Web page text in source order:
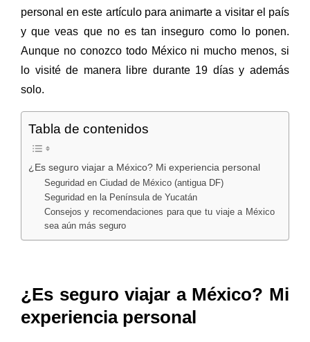
personal en este artículo para animarte a visitar el país
y que veas que no es tan inseguro como lo ponen.
Aunque no conozco todo México ni mucho menos, si
lo visité de manera libre durante 19 días y además
solo.
Tabla de contenidos
¿Es seguro viajar a México? Mi experiencia personal
Seguridad en Ciudad de México (antigua DF)
Seguridad en la Península de Yucatán
Consejos y recomendaciones para que tu viaje a México
sea aún más seguro
¿Es seguro viajar a México? Mi
experiencia personal